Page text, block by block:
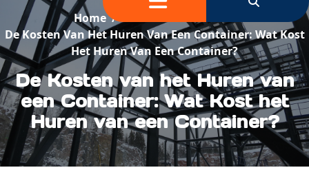
Home/Container Verhuur
De Kosten Van Het Huren Van Een Container: Wat Kost
Het Huren Van Een Container?
De Kosten van het Huren van
een Container: Wat Kost het
Huren van een Container?